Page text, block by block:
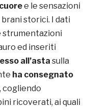
e le sensazioni
storici. I dati
strumentazioni
ed inseriti
all’asta sulla
ha consegnato
cogliendo
ricoverati, ai quali